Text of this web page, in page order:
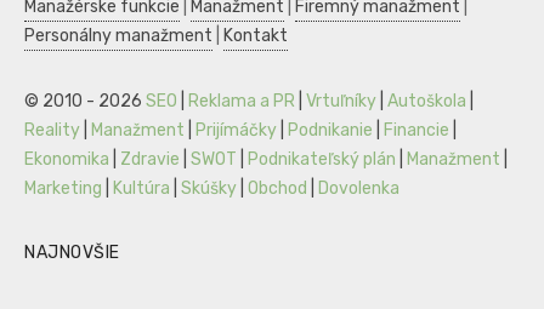
Manažérske funkcie Manažment Firemný manažment
Personálny manažment
Kontakt
© 2010 - 2026 SEO Reklama a PR Vrtuľníky Autoškola
Reality
Manažment Prijímáčky Podnikanie Financie
Ekonomika
Zdravie SWOT Podnikateľský plán Manažment
Marketing
Kultúra Skúšky Obchod Dovolenka
NAJNOVŠIE